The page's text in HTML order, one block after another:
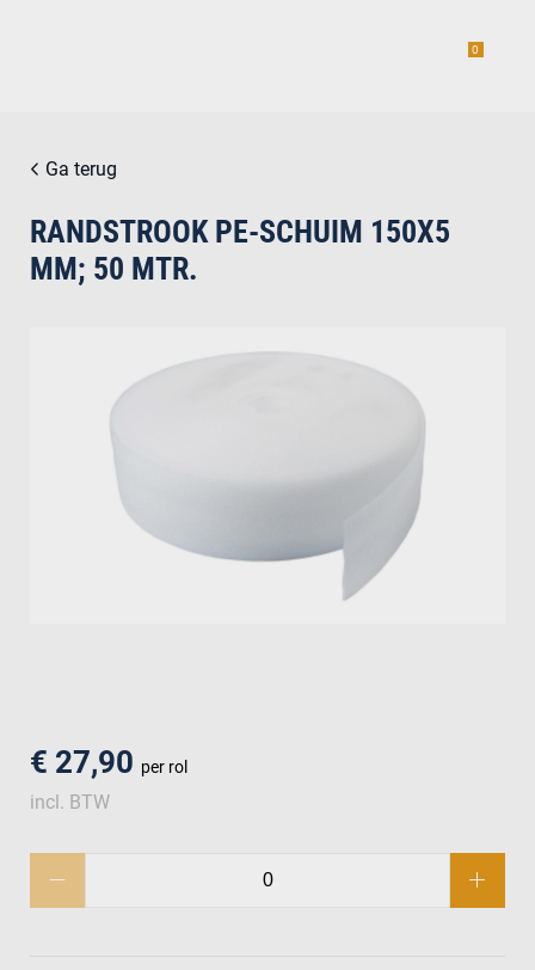
0
Ga terug
€ 27,90 per rol
incl. BTW
RANDSTROOK PE-SCHUIM 150X5
MM; 50 MTR.